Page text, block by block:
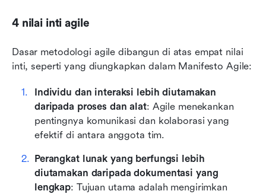
4 nilai inti agile
Dasar metodologi agile dibangun di atas empat nilai
inti, seperti yang diungkapkan dalam Manifesto Agile:
Individu dan interaksi lebih diutamakan
daripada proses dan alat: Agile menekankan
pentingnya komunikasi dan kolaborasi yang
efektif di antara anggota tim.
Perangkat lunak yang berfungsi lebih
diutamakan daripada dokumentasi yang
lengkap: Tujuan utama adalah mengirimkan